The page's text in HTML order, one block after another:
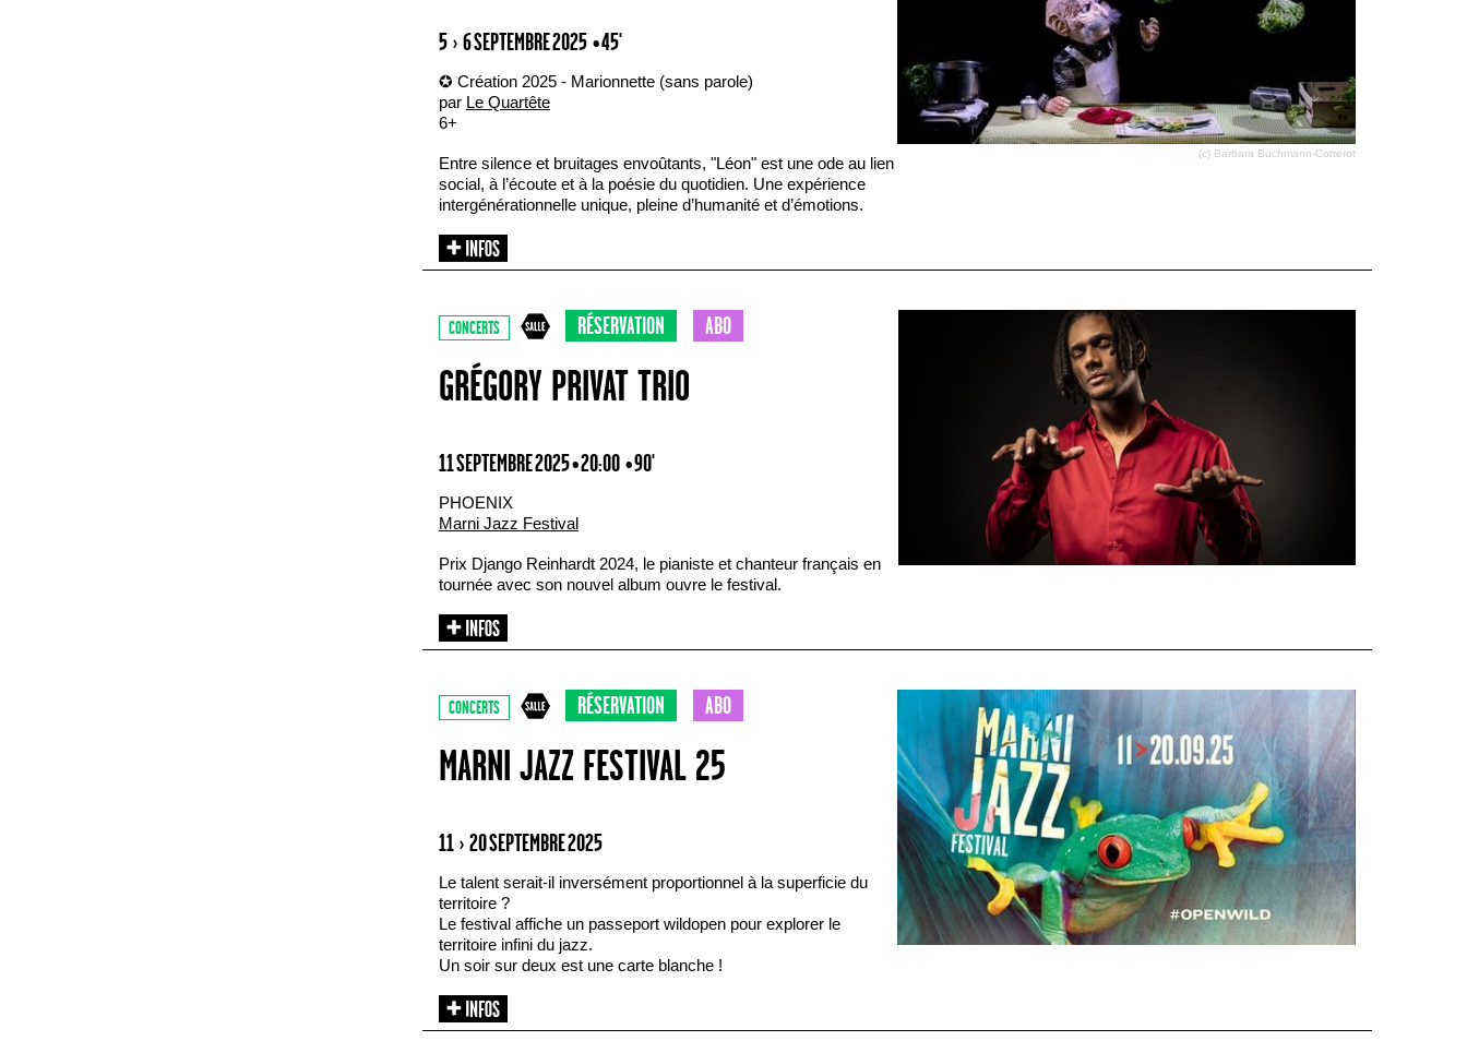
(c) Barbara Buchmann-Cotterot
5 › 6 SEPTEMBRE 2025 • 45'
✪ Création 2025 - Marionnette (sans parole)
par Le Quartête
6+
Entre silence et bruitages envoûtants, "Léon" est une ode au lien
social, à l’écoute et à la poésie du quotidien. Une expérience
intergénérationnelle unique, pleine d’humanité et d’émotions.
CONCERTS RÉSERVATION ABO
GRÉGORY PRIVAT TRIO
11 SEPTEMBRE 2025 • 20:00 • 90'
PHOENIX
Marni Jazz Festival
Prix Django Reinhardt 2024, le pianiste et chanteur français en
tournée avec son nouvel album ouvre le festival.
CONCERTS RÉSERVATION ABO
MARNI JAZZ FESTIVAL 25
11 › 20 SEPTEMBRE 2025
Le talent serait-il inversément proportionnel à la superficie du
territoire ?
Le festival affiche un passeport wildopen pour explorer le
territoire infini du jazz.
Un soir sur deux est une carte blanche !